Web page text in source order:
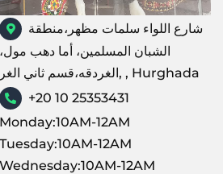
شارع اللواء سلمات مظهر،منطقة
الشبان المسلمين، أما دهب مول،
الغردقه،قسم ثاني الغر, , Hurghada
+20 10 25353431
Monday:10AM-12AM
Tuesday:10AM-12AM
Wednesday:10AM-12AM